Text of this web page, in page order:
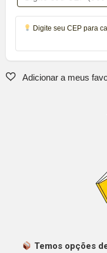
Digite seu CEP para
Temos opções